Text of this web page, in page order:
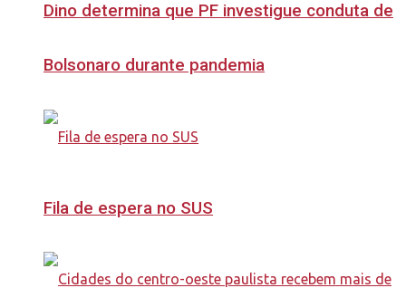
Dino determina que PF investigue conduta de
Bolsonaro durante pandemia
Fila de espera no SUS